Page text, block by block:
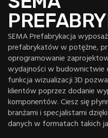
SEMA Prefabrykacja
prefabrykatów w potężne,
oprogramowanie
wydajności w budownictwie
funkcja wizualizacji 3D
klientów poprzez dodanie
komponentów. Ciesz się
branżami i specjalistami
danych w formatach takich